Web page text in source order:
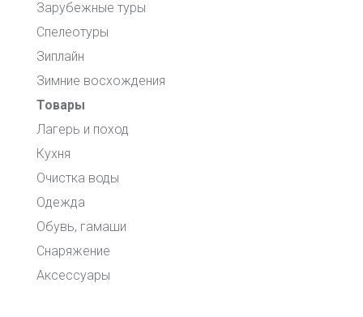
Зарубежные туры
Спелеотуры
Зиплайн
Зимние восхождения
Товары
Лагерь и поход
Кухня
Очистка воды
Одежда
Обувь, гамаши
Снаряжение
Аксессуары